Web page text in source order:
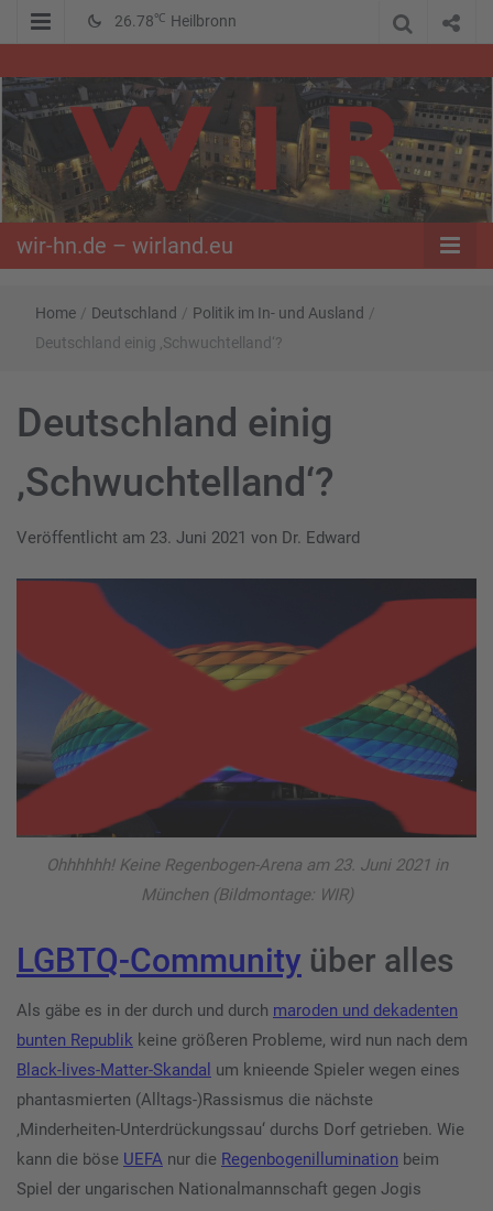
26.78℃ Heilbronn
wir-hn.de –
wirland.eu
wir-hn.de – wirland.eu
Home / Deutschland / Politik im In- und Ausland /
Deutschland einig ‚Schwuchtelland‘?
Deutschland einig
‚Schwuchtelland‘?
Veröffentlicht am 23. Juni 2021 von Dr. Edward
Ohhhhhh! Keine Regenbogen-Arena am 23. Juni 2021 in
München (Bildmontage: WIR)
LGBTQ-Community über alles
Als gäbe es in der durch und durch maroden und dekadenten
bunten Republik keine größeren Probleme, wird nun nach dem
Black-lives-Matter-Skandal um knieende Spieler wegen eines
phantasmierten (Alltags-)Rassismus die nächste
‚Minderheiten-Unterdrückungssau‘ durchs Dorf getrieben. Wie
kann die böse UEFA nur die Regenbogenillumination beim
Spiel der ungarischen Nationalmannschaft gegen Jogis